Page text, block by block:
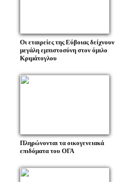
Οι εταιρείες της Εύβοιας δείχνουν
μεγάλη εμπιστοσύνη στον όμιλο
Κριμάτογλου
Πληρώνονται τα οικογενειακά
επιδόματα του ΟΓΑ